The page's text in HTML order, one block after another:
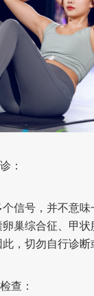
：
号，并不意味
巢综合征、甲
，切勿自行诊断
查：